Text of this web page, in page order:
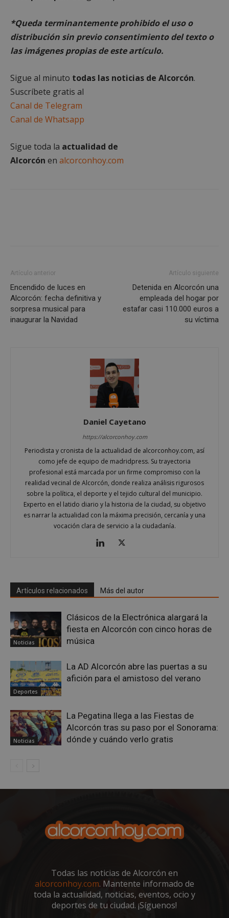
*Queda terminantemente prohibido el uso o
distribución sin previo consentimiento del texto o
las imágenes propias de este artículo.
Sigue al minuto todas las noticias de Alcorcón.
Suscríbete gratis al
Canal de Telegram
Canal de Whatsapp
Sigue toda la actualidad de
Alcorcón en alcorconhoy.com
Artículo anterior
Encendido de luces en
Alcorcón: fecha definitiva y
sorpresa musical para
inaugurar la Navidad
Artículo siguiente
Detenida en Alcorcón una
empleada del hogar por
estafar casi 110.000 euros a
su víctima
Daniel Cayetano
https://alcorconhoy.com
Periodista y cronista de la actualidad de alcorconhoy.com, así
como jefe de equipo de madridpress. Su trayectoria
profesional está marcada por un firme compromiso con la
realidad vecinal de Alcorcón, donde realiza análisis rigurosos
sobre la política, el deporte y el tejido cultural del municipio.
Experto en el latido diario y la historia de la ciudad, su objetivo
es narrar la actualidad con la máxima precisión, cercanía y una
vocación clara de servicio a la ciudadanía.
Artículos relacionados Más del autor
Noticias
Clásicos de la Electrónica alargará la
fiesta en Alcorcón con cinco horas de
música
Deportes
La AD Alcorcón abre las puertas a su
afición para el amistoso del verano
Noticias
La Pegatina llega a las Fiestas de
Alcorcón tras su paso por el Sonorama:
dónde y cuándo verlo gratis
Todas las noticias de Alcorcón en
alcorconhoy.com. Mantente informado de
toda la actualidad, noticias, eventos, ocio y
deportes de tu ciudad. ¡Síguenos!
preferencias
funcionalidad
Cookies no clasificadas
Cookies de rendimiento
Cookies de preferencias
alcorconhoy.com
AWSALBCORS
Amazon.com
Inc.
embed.bsky.app
1 semana
sp_landing
.spotify.com
minutos